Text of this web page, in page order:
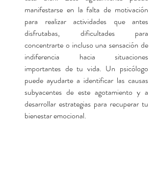
manifestarse en la falta de motivación
para realizar actividades que antes
disfrutabas, dificultades para
concentrarte o incluso una sensación de
indiferencia hacia situaciones
importantes de tu vida. Un psicólogo
puede ayudarte a identificar las causas
subyacentes de este agotamiento y a
desarrollar estrategias para recuperar tu
bienestar emocional.